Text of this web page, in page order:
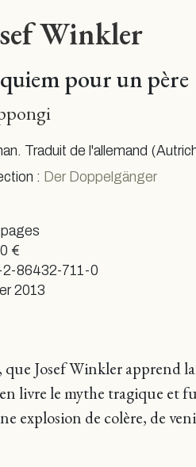
Winkler
pour un père
Traduit de l'allemand
: Der Doppelgänger
€
86432-711-0
2013
Josef Winkler apprend
livre le mythe tragique et
de colère, de